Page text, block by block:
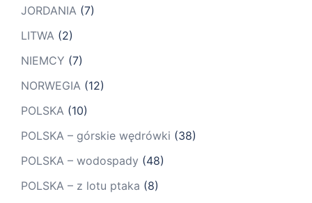
JORDANIA (7)
LITWA (2)
NIEMCY (7)
NORWEGIA (12)
POLSKA (10)
POLSKA – górskie wędrówki (38)
POLSKA – wodospady (48)
POLSKA – z lotu ptaka (8)